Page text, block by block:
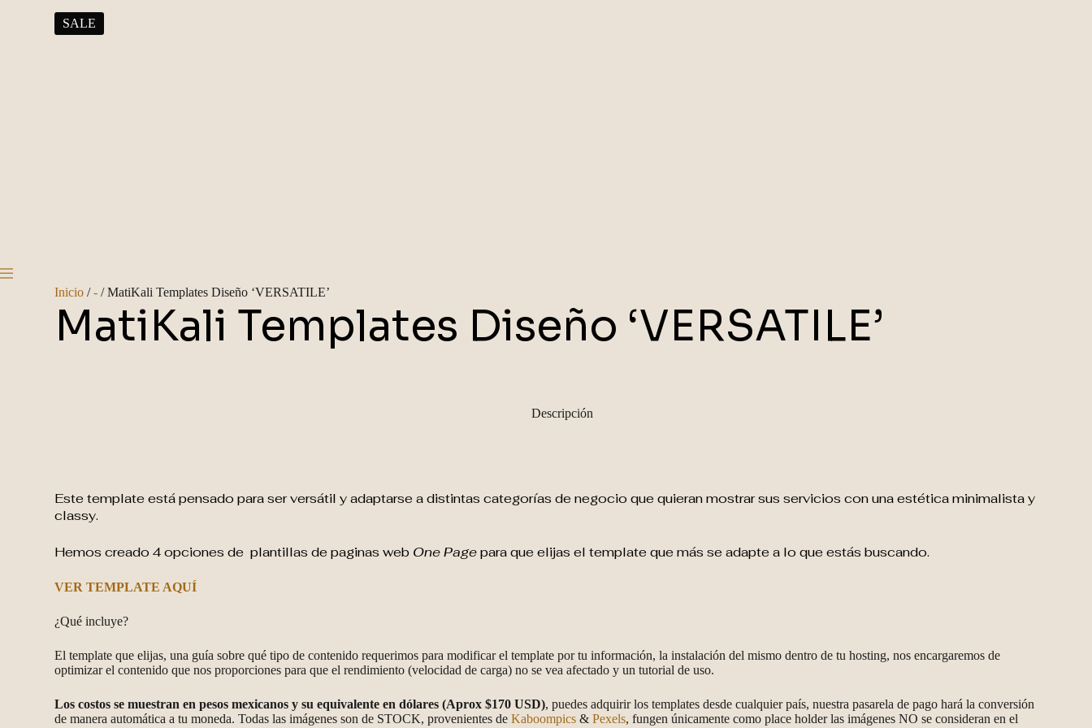
Inicio /- / MatiKali Templates Diseño ‘VERSATILE’
MatiKali Templates Diseño ‘VERSATILE’
SALE
Descripción
Este template está pensado para ser versátil y adaptarse a distintas categorías de negocio que quieran mostrar sus servicios con una estética minimalista y
classy.
Hemos creado 4 opciones de plantillas de paginas web One Pagepara que elijas el template que más se adapte a lo que estás buscando.
VER TEMPLATE AQUÍ
¿Qué incluye?
El template que elijas, una guía sobre qué tipo de contenido requerimos para modificar el template por tu información, la instalación del mismo dentro de tu hosting, nos encargaremos de
optimizar el contenido que nos proporciones para que el rendimiento (velocidad de carga) no se vea afectado y un tutorial de uso.
Los costos se muestran en pesos mexicanos y su equivalente en dólares (Aprox $170 USD), puedes adquirir los templates desde cualquier país, nuestra pasarela de pago hará la conversión
de manera automática a tu moneda. Todas las imágenes son de STOCK, provenientes deKaboompics &Pexels, fungen únicamente como place holder las imágenes NO se consideran en el